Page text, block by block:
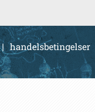
handelsbetingelser